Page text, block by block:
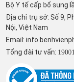
Bộ Y tế cấp bổ sung
Địa chỉ trụ sở: Số 9,
Nội, Việt Nam
Email:
Tổng đài tư vấn: